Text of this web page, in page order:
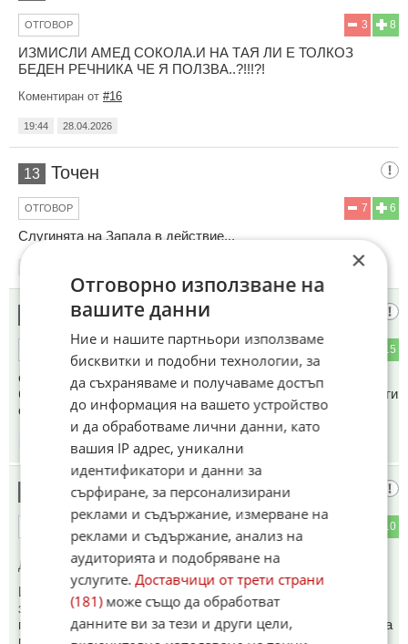
8
3
ОТГОВОР
ИЗМИСЛИ АМЕД СОКОЛА.И НА ТАЯ ЛИ Е ТОЛКОЗ
БЕДЕН РЕЧНИКА ЧЕ Я ПОЛЗВА..?!!!?!
Коментиран от #16
19:44 28.04.2026
13 Точен
6
7
ОТГОВОР
Слугинята на Запада в действие...
Какво
15
е нормалност , ма , другарка ? Да грабят България и
българския народ , да са стена между престъпни комунисти
олигарси , от мошеник нагоре , и гражданите ?
Мизерабъл
10
ОТГОВОР
До коментар#8 от "пожелание":
И боташ и гюровци също.Много милиарди,много пара
заминаха за чужди народи.И това ако не е гнусно
предателство,здраве му кажи.И който ги защитава,моля да
плаща от джоба си.Аз нямам пари за други.
×
Отговорно използване на
вашите данни
Ние и нашите партньори използваме
бисквитки и подобни технологии, за
да съхраняваме и получаваме достъп
до информация на вашето устройство
и да обработваме лични данни, като
вашия IP адрес, уникални
идентификатори и данни за
сърфиране, за персонализирани
реклами и съдържание, измерване на
реклами и съдържание, анализ на
аудиторията и подобряване на
услугите.Доставчици от трети страни
(181)може също да обработват
данните ви за тези и други цели,